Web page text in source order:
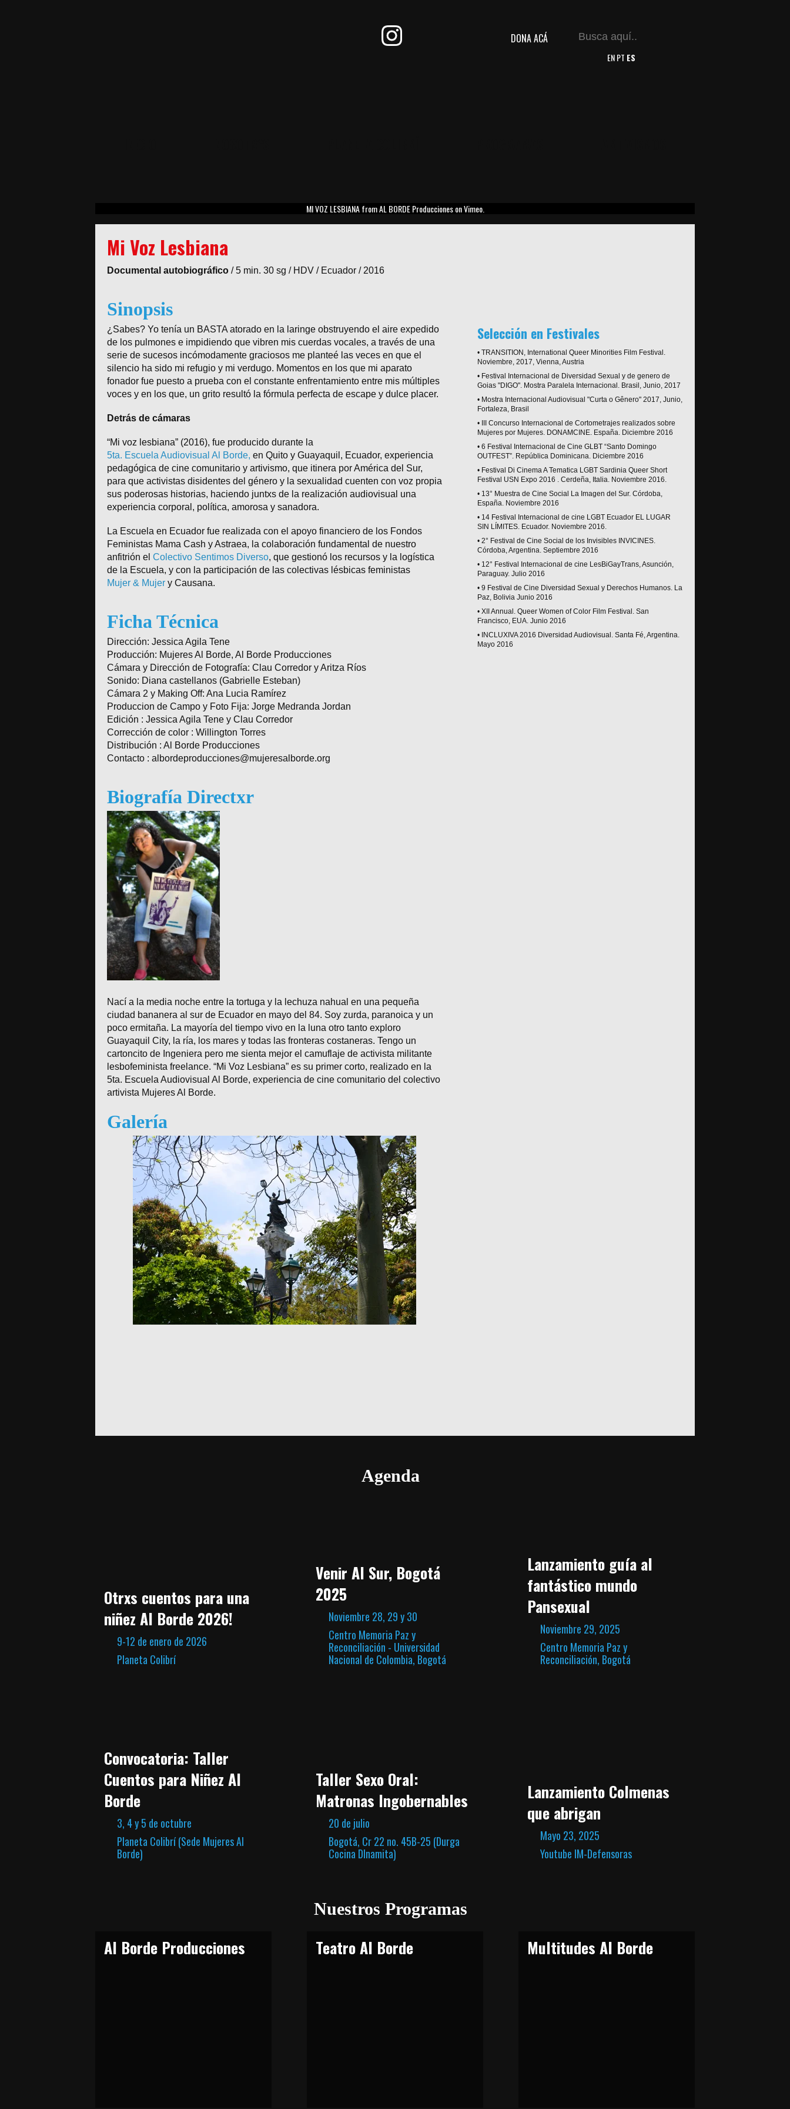
DONA ACÁ
ENPT ES
MI VOZ LESBIANAfromAL BORDE ProduccionesonVimeo.
Mi Voz Lesbiana
Documental autobiográfico /5 min. 30 sg / HDV / Ecuador / 2016
Sinopsis
¿Sabes? Yo tenía un BASTA atorado en la laringe obstruyendo el aire expedido
de los pulmones e impidiendo que vibren mis cuerdas vocales, a través de una
serie de sucesos incómodamente graciosos me planteé las veces en que el
silencio ha sido mi refugio y mi verdugo. Momentos en los que mi aparato
fonador fue puesto a prueba con el constante enfrentamiento entre mis múltiples
voces y en los que, un grito resultó la fórmula perfecta de escape y dulce placer.
Detrás de cámaras
“Mi voz lesbiana” (2016), fue producido durante la
5ta. Escuela Audiovisual Al Borde, en Quito y Guayaquil, Ecuador, experiencia
pedagógica de cine comunitario y artivismo, que itinera por América del Sur,
para que activistas disidentes del género y la sexualidad cuenten con voz propia
sus poderosas historias, haciendo juntxs de la realización audiovisual una
experiencia corporal, política, amorosa y sanadora.
La Escuela en Ecuador fue realizada con el apoyo financiero de los Fondos
Feministas Mama Cash y Astraea, la colaboración fundamental de nuestro
anfitrión el Colectivo Sentimos Diverso, que gestionó los recursos y la logística
de la Escuela, y con la participación de las colectivas lésbicas feministas
Mujer & Mujer y Causana.
Ficha Técnica
Dirección: Jessica Agila Tene
Producción: Mujeres Al Borde, Al Borde Producciones
Cámara y Dirección de Fotografía: Clau Corredor y Aritza Ríos
Sonido: Diana castellanos (Gabrielle Esteban)
Cámara 2 y Making Off: Ana Lucia Ramírez
Produccion de Campo y Foto Fija: Jorge Medranda Jordan
Edición : Jessica Agila Tene y Clau Corredor
Corrección de color : Willington Torres
Distribución : Al Borde Producciones
Contacto : albordeproducciones@mujeresalborde.org
Biografía Directxr
Nací a la media noche entre la tortuga y la lechuza nahual en una pequeña
ciudad bananera al sur de Ecuador en mayo del 84. Soy zurda, paranoica y un
poco ermitaña. La mayoría del tiempo vivo en la luna otro tanto exploro
Guayaquil City, la ría, los mares y todas las fronteras costaneras. Tengo un
cartoncito de Ingeniera pero me sienta mejor el camuflaje de activista militante
lesbofeminista freelance. “Mi Voz Lesbiana” es su primer corto, realizado en la
5ta. Escuela Audiovisual Al Borde, experiencia de cine comunitario del colectivo
artivista Mujeres Al Borde.
Galería
Selección en Festivales
• TRANSITION, International Queer Minorities Film Festival.
Noviembre, 2017, Vienna, Austria
• Festival Internacional de Diversidad Sexual y de genero de
Goias "DIGO". Mostra Paralela Internacional. Brasil, Junio, 2017
• Mostra Internacional Audiovisual "Curta o Gênero" 2017, Junio,
Fortaleza, Brasil
• III Concurso Internacional de Cortometrajes realizados sobre
Mujeres por Mujeres. DONAMCINE. España. Diciembre 2016
• 6 Festival Internacional de Cine GLBT “Santo Domingo
OUTFEST”. República Dominicana. Diciembre 2016
• Festival Di Cinema A Tematica LGBT Sardinia Queer Short
Festival USN Expo 2016 . Cerdeña, Italia. Noviembre 2016.
• 13° Muestra de Cine Social La Imagen del Sur. Córdoba,
España. Noviembre 2016
• 14 Festival Internacional de cine LGBT Ecuador EL LUGAR
SIN LÍMITES. Ecuador. Noviembre 2016.
• 2° Festival de Cine Social de los Invisibles INVICINES.
Córdoba, Argentina. Septiembre 2016
• 12° Festival Internacional de cine LesBiGayTrans, Asunción,
Paraguay. Julio 2016
• 9 Festival de Cine Diversidad Sexual y Derechos Humanos. La
Paz, Bolivia Junio 2016
• XII Annual. Queer Women of Color Film Festival. San
Francisco, EUA. Junio 2016
• INCLUXIVA 2016 Diversidad Audiovisual. Santa Fé, Argentina.
Mayo 2016
Agenda
Otrxs cuentos para una
niñez Al Borde 2026!
9-12 de enero de 2026
Planeta Colibrí
Venir Al Sur, Bogotá
2025
Noviembre 28, 29 y 30
Centro Memoria Paz y
Reconciliación - Universidad
Nacional de Colombia, Bogotá
Lanzamiento guía al
fantástico mundo
Pansexual
Noviembre 29, 2025
Centro Memoria Paz y
Reconciliación, Bogotá
Convocatoria: Taller
Cuentos para Niñez Al
Borde
3, 4 y 5 de octubre
Planeta Colibrí (Sede Mujeres Al
Borde)
Taller Sexo Oral:
Matronas Ingobernables
20 de julio
Bogotá, Cr 22 no. 45B-25 (Durga
Cocina DInamita)
Lanzamiento Colmenas
que abrigan
Mayo 23, 2025
Youtube IM-Defensoras
Nuestros Programas
Al Borde Producciones Teatro Al Borde Multitudes Al Borde